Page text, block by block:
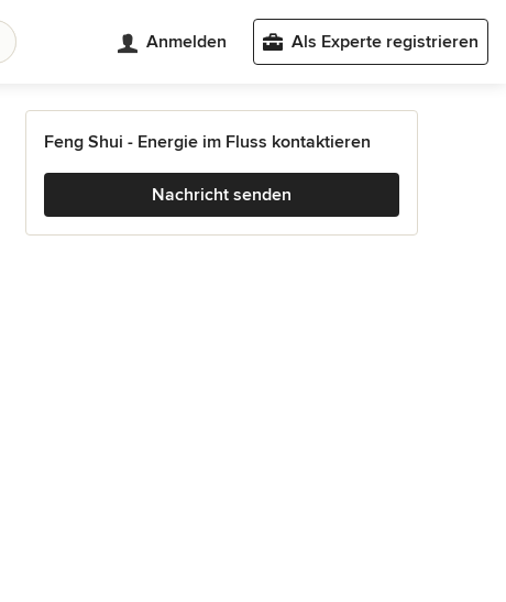
Anmelden Als Experte registrieren
Feng Shui - Energie im Fluss kontaktieren
Nachricht senden